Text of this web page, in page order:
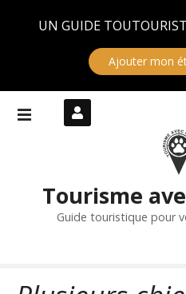
UN GUIDE
Ajouter mon
Tourisme
Guide touristique pour